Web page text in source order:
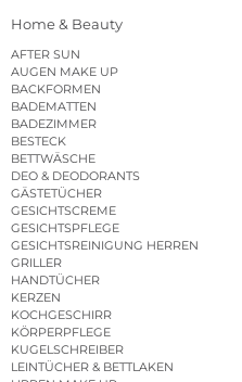
Home & Beauty
AFTER SUN
AUGEN MAKE UP
BACKFORMEN
BADEMATTEN
BADEZIMMER
BESTECK
BETTWÄSCHE
DEO & DEODORANTS
GÄSTETÜCHER
GESICHTSCREME
GESICHTSPFLEGE
GESICHTSREINIGUNG HERREN
GRILLER
HANDTÜCHER
KERZEN
KOCHGESCHIRR
KÖRPERPFLEGE
KUGELSCHREIBER
LEINTÜCHER & BETTLAKEN